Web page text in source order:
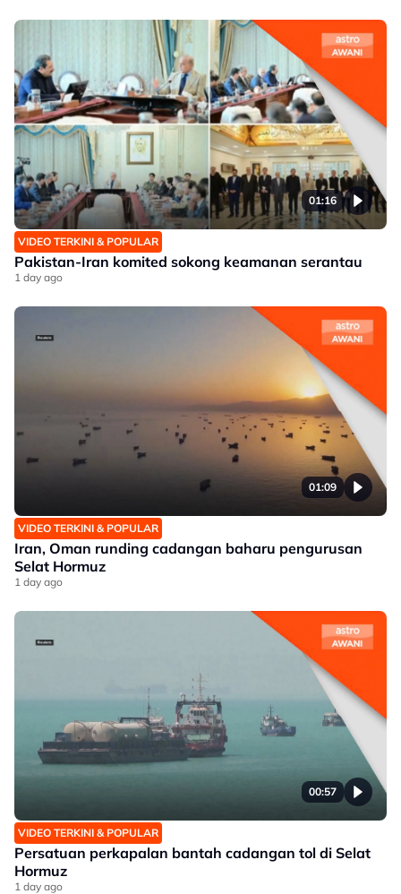
01:16
VIDEO TERKINI & POPULAR
Pakistan-Iran komited sokong keamanan serantau
1 day ago
01:09
VIDEO TERKINI & POPULAR
Iran, Oman runding cadangan baharu pengurusan
Selat Hormuz
1 day ago
00:57
VIDEO TERKINI & POPULAR
Persatuan perkapalan bantah cadangan tol di Selat
Hormuz
1 day ago